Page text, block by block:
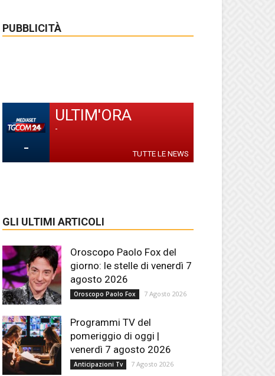
PUBBLICITÀ
-
ULTIM'ORA
-
TUTTE LE NEWS
GLI ULTIMI ARTICOLI
Oroscopo Paolo Fox del
giorno: le stelle di venerdì 7
agosto 2026
Oroscopo Paolo Fox 7 Agosto 2026
Programmi TV del
pomeriggio di oggi |
venerdì 7 agosto 2026
Anticipazioni Tv 7 Agosto 2026